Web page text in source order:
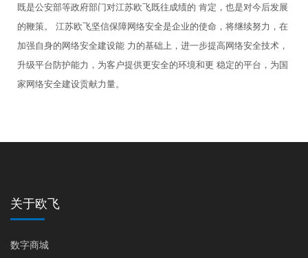
既是公安部等政府部门对江苏欧飞既往成绩的 肯定，也是对今后发展
的鞭策。 江苏欧飞坚信保障网络安全是企业的使命，将继续努力，在
加强自身的网络安全建设能 力的基础上，进一步提高网络安全技术，
升级平台防护能力，为客户提供更安全的环境和更 稳定的平台，为国
家网络安全建设贡献力量。
关于欧飞
数字商城